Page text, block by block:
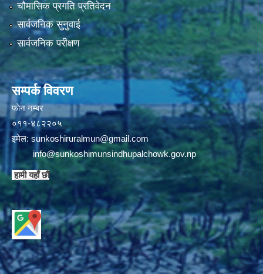
चौमासिक प्रगति प्रतिवेदन
सार्वजनिक सुनुवाई
सार्वजनिक परीक्षण
सम्पर्क विवरण
फाेन न‌‍‍‍‌‌म्बर
०११-४८२२०५
इमेल: sunkoshiruralmun@gmail.com
info@sunkoshimunsindhupalchowk.gov.np
हामी यहाँ छाै‌ं